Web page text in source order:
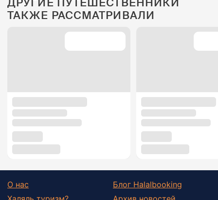
ТАКЖЕ РАССМАТРИВАЛИ
О нас
Блог Halalbooking